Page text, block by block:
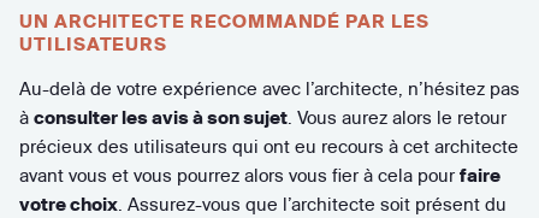
UN ARCHITECTE RECOMMANDÉ PAR LES
UTILISATEURS
Au-delà de votre expérience avec l’architecte, n’hésitez pas
à consulter les avis à son sujet. Vous aurez alors le retour
précieux des utilisateurs qui ont eu recours à cet architecte
avant vous et vous pourrez alors vous fier à cela pour faire
votre choix. Assurez-vous que l’architecte soit présent du